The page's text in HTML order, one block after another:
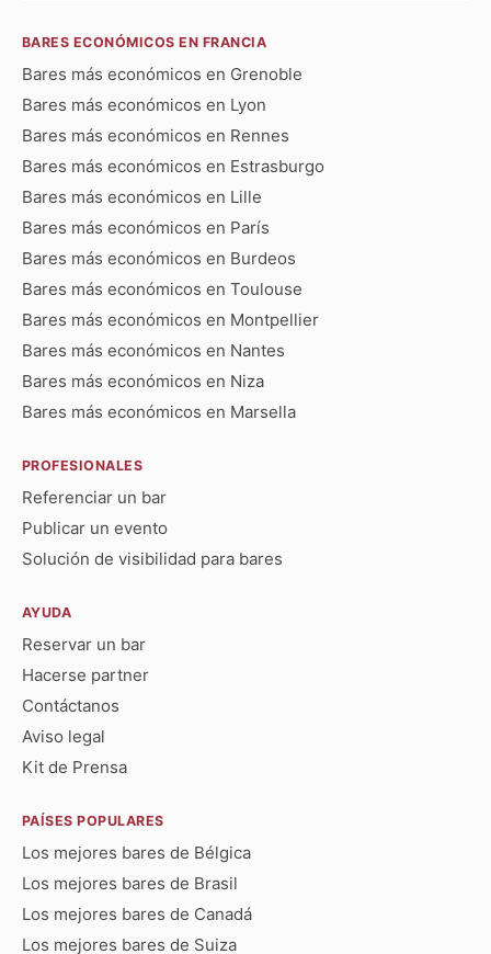
BARES ECONÓMICOS EN FRANCIA
Bares más económicos en Grenoble
Bares más económicos en Lyon
Bares más económicos en Rennes
Bares más económicos en Estrasburgo
Bares más económicos en Lille
Bares más económicos en París
Bares más económicos en Burdeos
Bares más económicos en Toulouse
Bares más económicos en Montpellier
Bares más económicos en Nantes
Bares más económicos en Niza
Bares más económicos en Marsella
PROFESIONALES
Referenciar un bar
Publicar un evento
Solución de visibilidad para bares
AYUDA
Reservar un bar
Hacerse partner
Contáctanos
Aviso legal
Kit de Prensa
PAÍSES POPULARES
Los mejores bares de Bélgica
Los mejores bares de Brasil
Los mejores bares de Canadá
Los mejores bares de Suiza